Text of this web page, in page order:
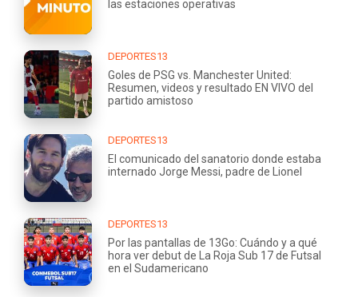
las estaciones operativas
DEPORTES13
Goles de PSG vs. Manchester United:
Resumen, videos y resultado EN VIVO del
partido amistoso
DEPORTES13
El comunicado del sanatorio donde estaba
internado Jorge Messi, padre de Lionel
DEPORTES13
Por las pantallas de 13Go: Cuándo y a qué
hora ver debut de La Roja Sub 17 de Futsal
en el Sudamericano